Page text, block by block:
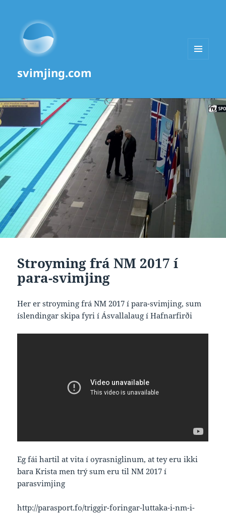
svimjing.com
Stroyming frá NM 2017 í
para-svimjing
Her er stroyming frá NM 2017 í para-svimjing, sum
íslendingar skipa fyri í Ásvallalaug í Hafnarfirði
Eg fái hartil at vita í oyrasniglinum, at tey eru ikki
bara Krista men trý sum eru til NM 2017 í
parasvimjing
http://parasport.fo/triggir-foringar-luttaka-i-nm-i-